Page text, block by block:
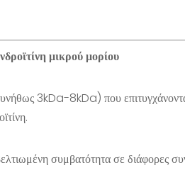
μικρού μορίου
3kDa-8kDa) που
συμβατότητα σε διάφορες